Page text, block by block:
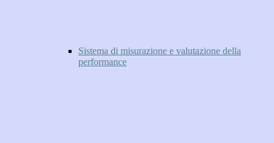
Sistema di misurazione e valutazione della
performance